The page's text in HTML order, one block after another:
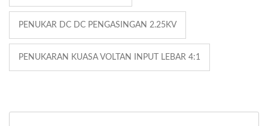
PENUKAR DC DC PENGASINGAN 2.25KV
PENUKARAN KUASA VOLTAN INPUT LEBAR 4:1